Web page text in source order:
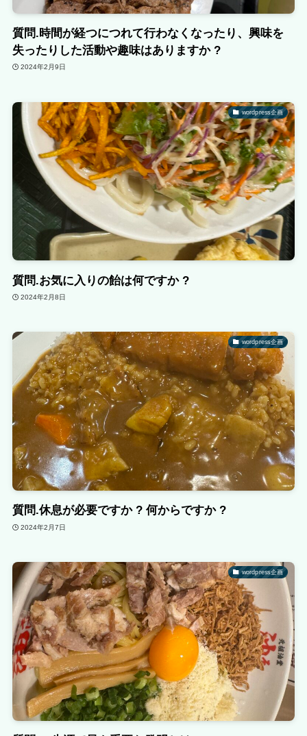
質問.時間が経つにつれて行わなくなったり、興味を
失ったりした活動や趣味はありますか ?
2024年2月9日
wordpress企画
質問.お気に入りの飴は何ですか ?
2024年2月8日
wordpress企画
質問.休息が必要ですか ? 何からですか ?
2024年2月7日
wordpress企画